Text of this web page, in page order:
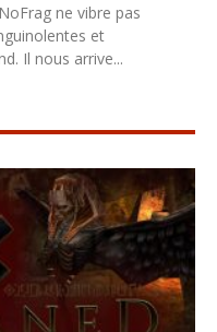
ne vibre pas
et
Il nous arrive...